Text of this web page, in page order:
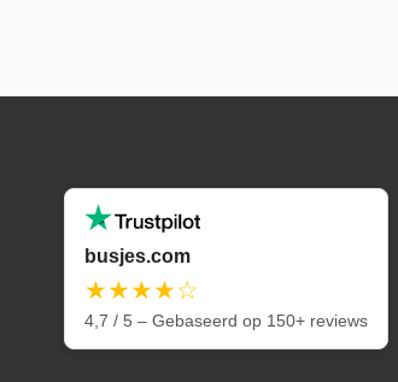
busjes.com
★★★★☆
4,7 / 5 – Gebaseerd op 150+ reviews